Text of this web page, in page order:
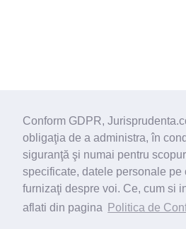
Conform GDPR,
obligaţia de a administra, în
siguranţă şi numai pentru
specificate, datele personale pe
furnizaţi despre voi. Ce, cum si
aflati din pagina
Politica de